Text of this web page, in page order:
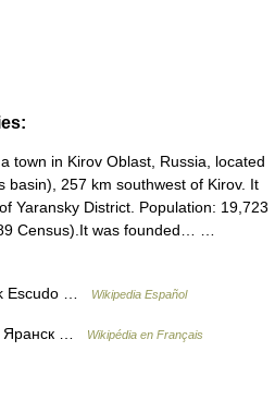
town in Kirov Oblast, Russia, located
basin), 257 km southwest of Kirov. It
Yaransky District. Population: 19,723
Census).It was founded… …
Escudo … Wikipedia Español
Яранск … Wikipédia en Français